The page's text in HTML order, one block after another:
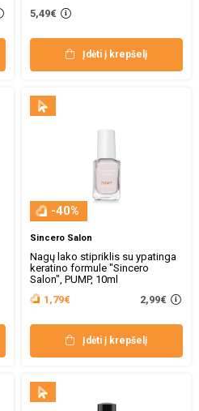
5,49€
Įdėti į krepšelį
-40%
Sincero Salon
Nagų lako stipriklis su ypatinga
keratino formule "Sincero
Salon", PUMP, 10ml
1,79€
2,99€
Įdėti į krepšelį